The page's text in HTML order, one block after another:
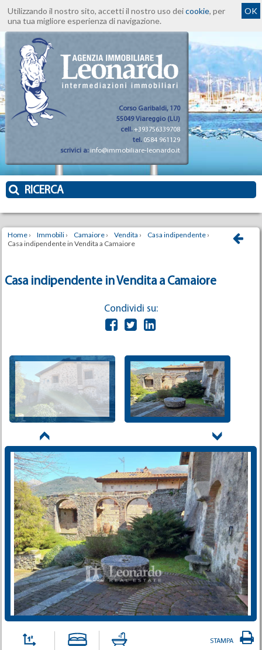
Utilizzando il nostro sito, accetti il nostro uso deicookie, per
una tua migliore esperienza di navigazione.
OK
Corso Garibaldi, 170
55049 Viareggio (LU)
cell.+393756339708
tel. 0584 961129
scrivici a: info@immobiliare-leonardo.it
RICERCA
Home › Immobili › Camaiore › Vendita › Casa indipendente ›
Casa indipendente in Vendita a Camaiore
Casa indipendente in Vendita a Camaiore
Condividi su:
STAMPA